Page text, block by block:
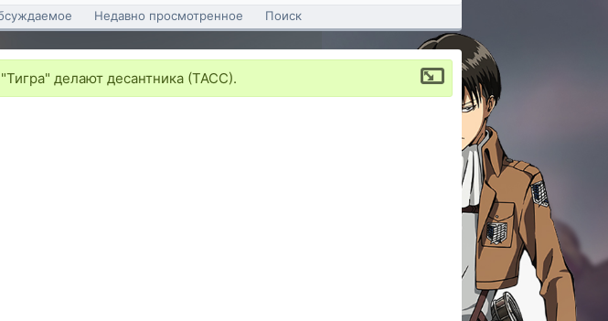
Недавно просмотренное Поиск
делают десантника (ТАСС).